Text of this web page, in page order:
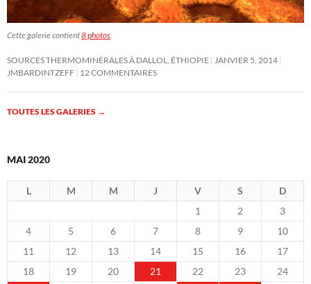
Cette galerie contient8 photos
SOURCES THERMOMINÉRALES À DALLOL, ÉTHIOPIE
JANVIER 5, 2014
JMBARDINTZEFF 12 COMMENTAIRES
TOUTES LES GALERIES →
MAI 2020
L M M J V S
D
1
2
3
4
5 6 7 8 9
10
11
12 13 14 15 16
17
18
19 20 21 22 23
24